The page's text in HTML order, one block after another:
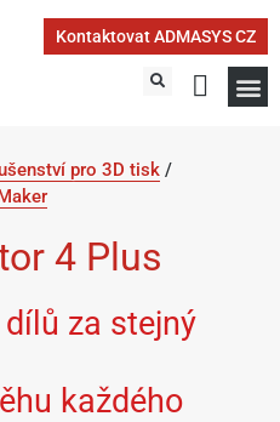
Kontaktovat ADMASYS CZ
pro 3D tisk /
4 Plus
za stejný
každého